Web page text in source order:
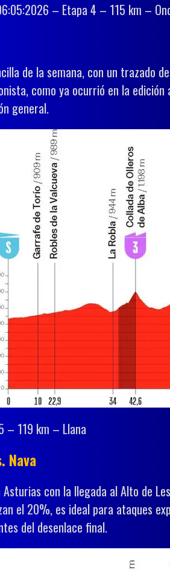
– Etapa 4 – 115 km –
de la semana, con un trazado
como ya ocurrió en la
general.
– 119 km – Llana
Nava
con la llegada al Alto de
el 20%, es ideal para ataques
del desenlace final.